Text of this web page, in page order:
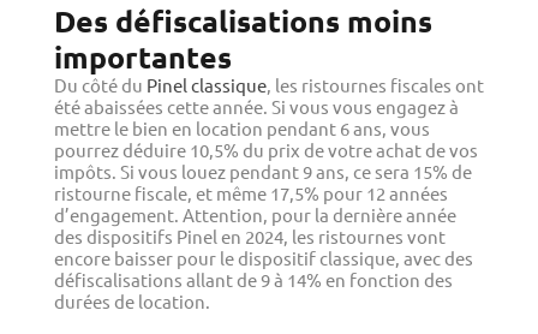
Des défiscalisations moins
importantes
Du côté du Pinel classique, les ristournes fiscales ont
été abaissées cette année. Si vous vous engagez à
mettre le bien en location pendant 6 ans, vous
pourrez déduire 10,5% du prix de votre achat de vos
impôts. Si vous louez pendant 9 ans, ce sera 15% de
ristourne fiscale, et même 17,5% pour 12 années
d’engagement. Attention, pour la dernière année
des dispositifs Pinel en 2024, les ristournes vont
encore baisser pour le dispositif classique, avec des
défiscalisations allant de 9 à 14% en fonction des
durées de location.